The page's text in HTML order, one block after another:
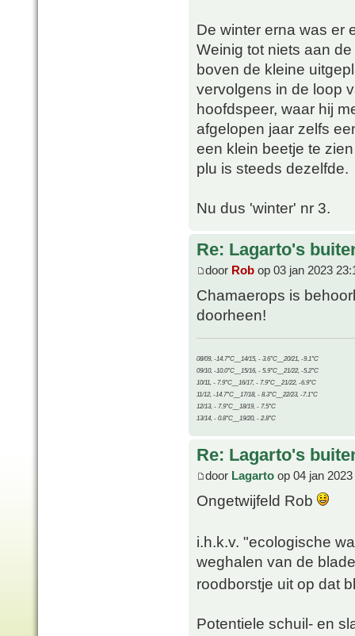
De winter erna was er
Weinig tot niets aan
boven de kleine
vervolgens in de loop
hoofdspeer, waar hij
afgelopen jaar zelfs
een klein beetje te
plu is steeds dezelfde.
Nu dus 'winter' nr 3.
Re: Lagarto's
door Rob op 03 jan 2023
Chamaerops is
doorheen!
08/09, -14.7°C__14/15, - 3.6°C__20/21, -9.1°C
09/10, -10.0°C__15/16, - 5.9°C__21/22, -5.2°C
10/11, - 7.9°C__16/17, - 7.9°C__21/22, -6.9°C
11/12, -14.7°C__17/18, - 8.3°C__22/23, -7.1°C
12/13, - 7.9°C__18/19, - 7.5°C
13/14, - 0.8°C__19/20, - 2.8°C
Re: Lagarto's
door Lagarto op 04 jan
Ongetwijfeld Rob
i.h.k.v. "ecologische
weghalen van de
roodborstje uit op dat
Potentiele schuil- en